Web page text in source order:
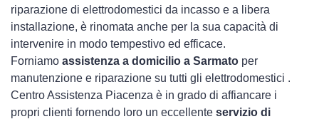
riparazione di elettrodomestici da incasso e a libera
installazione, è rinomata anche per la sua capacità di
intervenire in modo tempestivo ed efficace.
Forniamo assistenza a domicilio a Sarmato per
manutenzione e riparazione su tutti gli elettrodomestici .
Centro Assistenza Piacenza è in grado di affiancare i
propri clienti fornendo loro un eccellente servizio di